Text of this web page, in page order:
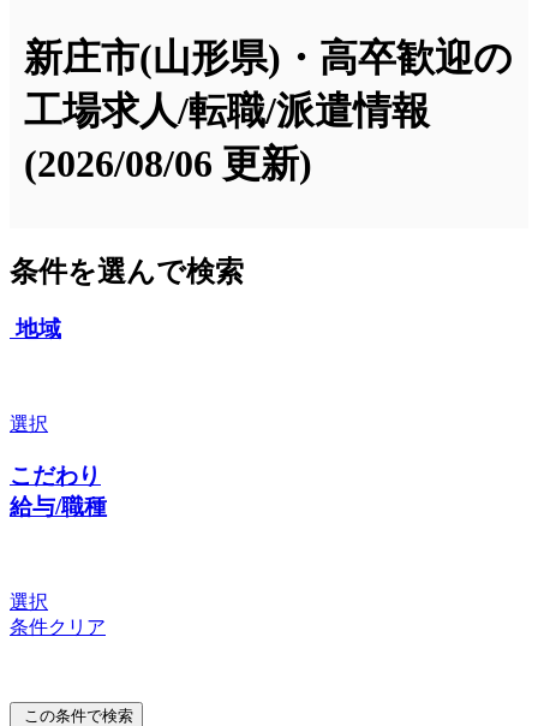
新庄市(山形県)・高卒歓迎の
工場求人/転職/派遣情報
(2026/08/06 更新)
条件を選んで検索
地域
選択
こだわり
給与/職種
選択
条件クリア
この条件で検索